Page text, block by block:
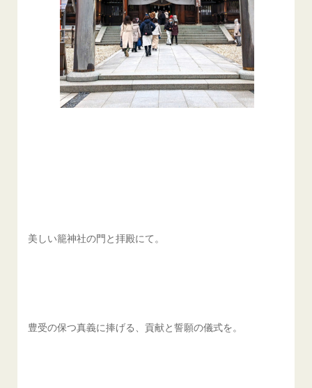
美しい籠神社の門と拝殿にて。
豊受の保つ真義に捧げる、貢献と誓願の儀式を。